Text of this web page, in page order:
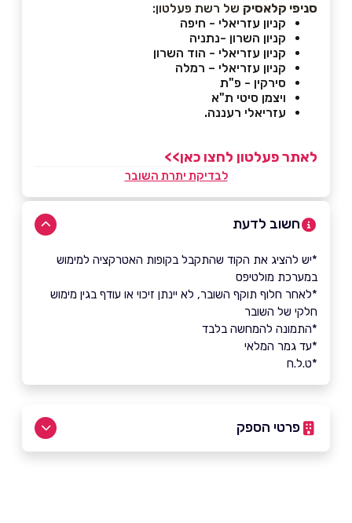
סניפי קלאסיק של רשת פעלטון:
קניון עזריאלי - חיפה
קניון השרון -נתניה
קניון עזריאלי - הוד השרון
קניון עזריאלי – רמלה
סירקין - פ"ת
ויצמן סיטי ת"א
עזריאלי רעננה.
לאתר פעלטון לחצו כאן>>
לבדיקת יתרת השובר
חשוב לדעת
*יש להציג את הקוד שהתקבל בקופות האטרקציה למימוש
במערכת מולטיפס
*לאחר חלוף תוקף השובר, לא יינתן זיכוי או עודף בגין מימוש
חלקי של השובר
*התמונה להמחשה בלבד
*עד גמר המלאי
*ט.ל.ח
פרטי הספק